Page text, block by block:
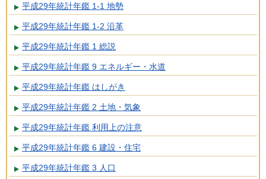
平成29年統計年鑑 1-1 地勢
平成29年統計年鑑 1-2 沿革
平成29年統計年鑑 1 総説
平成29年統計年鑑 9 エネルギー・水道
平成29年統計年鑑 はしがき
平成29年統計年鑑 2 土地・気象
平成29年統計年鑑 利用上の注意
平成29年統計年鑑 6 建設・住宅
平成29年統計年鑑 3 人口